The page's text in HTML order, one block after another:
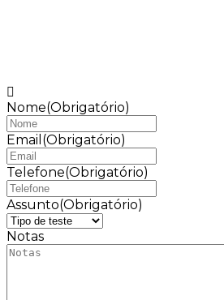
Nome(Obrigatório)
Email (Obrigatório)
Telefone(Obrigatório)
Assunto(Obrigatório)
Notas